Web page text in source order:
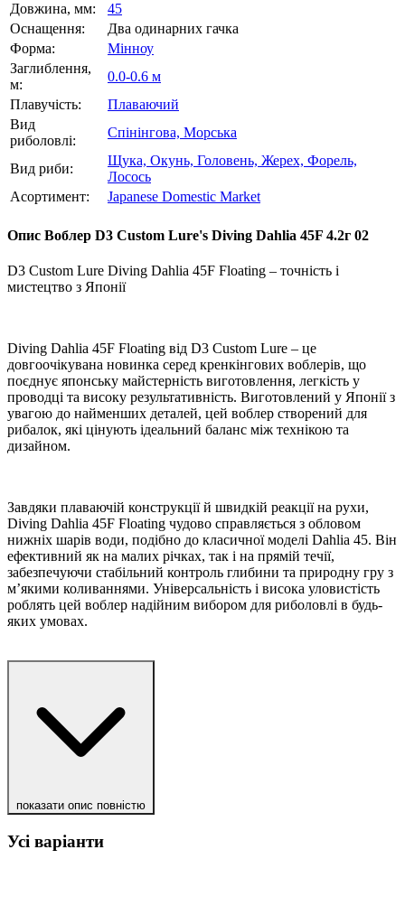
Довжина, мм:
45
Оснащення:
Два одинарних гачка
Форма:
Мінноу
Заглиблення,
м:
0.0-0.6 м
Плавучість:
Плаваючий
Вид
риболовлі:
Спінінгова, Морська
Вид риби:
Щука, Окунь, Головень, Жерех, Форель,
Лосось
Асортимент:
Japanese Domestic Market
Опис Воблер D3 Custom Lure's Diving Dahlia 45F 4.2г 02
D3 Custom Lure Diving Dahlia 45F Floating – точність і
мистецтво з Японії
Diving Dahlia 45F Floating від D3 Custom Lure – це
довгоочікувана новинка серед кренкінгових воблерів, що
поєднує японську майстерність виготовлення, легкість у
проводці та високу результативність. Виготовлений у Японії з
увагою до найменших деталей, цей воблер створений для
рибалок, які цінують ідеальний баланс між технікою та
дизайном.
Завдяки плаваючій конструкції й швидкій реакції на рухи,
Diving Dahlia 45F Floating чудово справляється з обловом
нижніх шарів води, подібно до класичної моделі Dahlia 45. Він
ефективний як на малих річках, так і на прямій течії,
забезпечуючи стабільний контроль глибини та природну гру з
м’якими коливаннями. Універсальність і висока уловистість
роблять цей воблер надійним вибором для риболовлі в будь-
яких умовах.
показати опис повністю
Усі варіанти